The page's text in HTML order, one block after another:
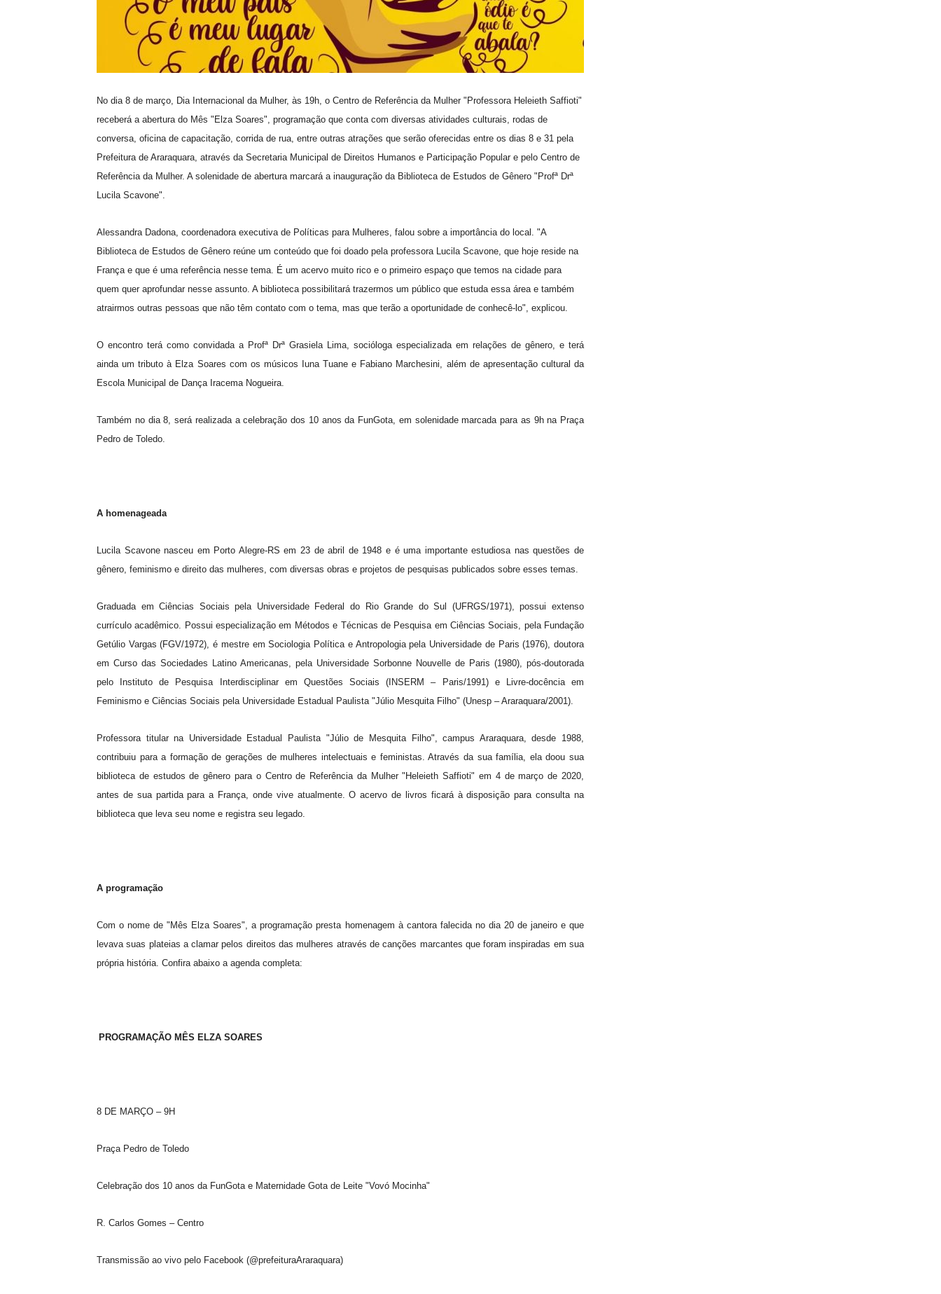
No dia 8 de março, Dia Internacional da Mulher, às 19h, o Centro de Referência da Mulher "Professora Heleieth Saffioti"
receberá a abertura do Mês "Elza Soares", programação que conta com diversas atividades culturais, rodas de
conversa, oficina de capacitação, corrida de rua, entre outras atrações que serão oferecidas entre os dias 8 e 31 pela
Prefeitura de Araraquara, através da Secretaria Municipal de Direitos Humanos e Participação Popular e pelo Centro de
Referência da Mulher. A solenidade de abertura marcará a inauguração da Biblioteca de Estudos de Gênero "Profª Drª
Lucila Scavone".
Alessandra Dadona, coordenadora executiva de Políticas para Mulheres, falou sobre a importância do local. "A
Biblioteca de Estudos de Gênero reúne um conteúdo que foi doado pela professora Lucila Scavone, que hoje reside na
França e que é uma referência nesse tema. É um acervo muito rico e o primeiro espaço que temos na cidade para
quem quer aprofundar nesse assunto. A biblioteca possibilitará trazermos um público que estuda essa área e também
atrairmos outras pessoas que não têm contato com o tema, mas que terão a oportunidade de conhecê-lo", explicou.
O encontro terá como convidada a Profª Drª Grasiela Lima, socióloga especializada em relações de gênero, e terá
ainda um tributo à Elza Soares com os músicos Iuna Tuane e Fabiano Marchesini, além de apresentação cultural da
Escola Municipal de Dança Iracema Nogueira.
Também no dia 8, será realizada a celebração dos 10 anos da FunGota, em solenidade marcada para as 9h na Praça
Pedro de Toledo.
A homenageada
Lucila Scavone nasceu em Porto Alegre-RS em 23 de abril de 1948 e é uma importante estudiosa nas questões de
gênero, feminismo e direito das mulheres, com diversas obras e projetos de pesquisas publicados sobre esses temas.
Graduada em Ciências Sociais pela Universidade Federal do Rio Grande do Sul (UFRGS/1971), possui extenso
currículo acadêmico. Possui especialização em Métodos e Técnicas de Pesquisa em Ciências Sociais, pela Fundação
Getúlio Vargas (FGV/1972), é mestre em Sociologia Política e Antropologia pela Universidade de Paris (1976), doutora
em Curso das Sociedades Latino Americanas, pela Universidade Sorbonne Nouvelle de Paris (1980), pós-doutorada
pelo Instituto de Pesquisa Interdisciplinar em Questões Sociais (INSERM – Paris/1991) e Livre-docência em
Feminismo e Ciências Sociais pela Universidade Estadual Paulista "Júlio Mesquita Filho" (Unesp – Araraquara/2001).
Professora titular na Universidade Estadual Paulista "Júlio de Mesquita Filho", campus Araraquara, desde 1988,
contribuiu para a formação de gerações de mulheres intelectuais e feministas. Através da sua família, ela doou sua
biblioteca de estudos de gênero para o Centro de Referência da Mulher "Heleieth Saffioti" em 4 de março de 2020,
antes de sua partida para a França, onde vive atualmente. O acervo de livros ficará à disposição para consulta na
biblioteca que leva seu nome e registra seu legado.
A programação
Com o nome de "Mês Elza Soares", a programação presta homenagem à cantora falecida no dia 20 de janeiro e que
levava suas plateias a clamar pelos direitos das mulheres através de canções marcantes que foram inspiradas em sua
própria história. Confira abaixo a agenda completa:
PROGRAMAÇÃO MÊS ELZA SOARES
8 DE MARÇO – 9H
Praça Pedro de Toledo
Celebração dos 10 anos da FunGota e Maternidade Gota de Leite "Vovó Mocinha"
R. Carlos Gomes – Centro
Transmissão ao vivo pelo Facebook (@prefeituraAraraquara)